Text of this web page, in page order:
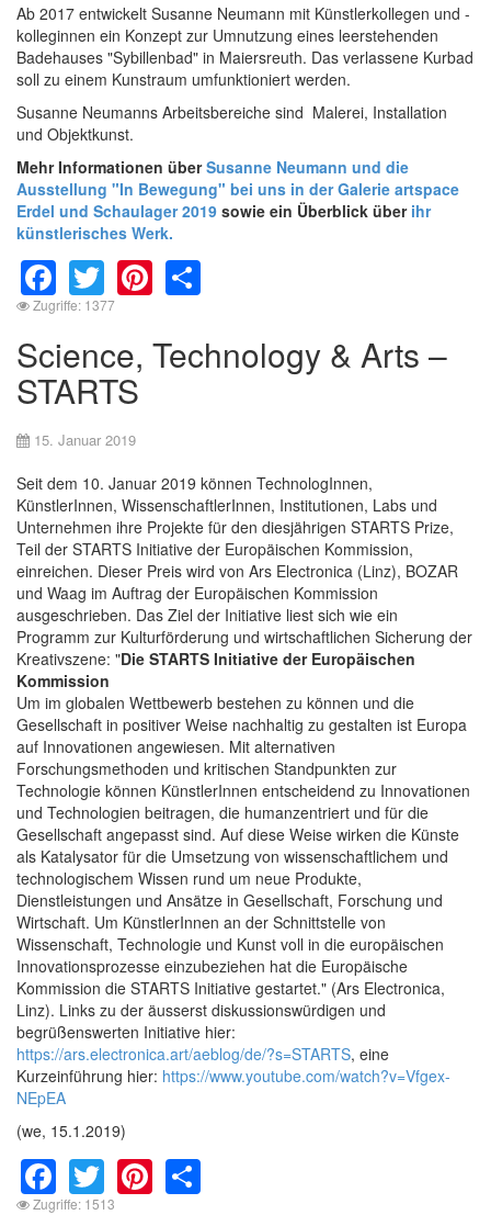
Ab 2017 entwickelt Susanne Neumann mit Künstlerkollegen und -
kolleginnen ein Konzept zur Umnutzung eines leerstehenden
Badehauses "Sybillenbad" in Maiersreuth. Das verlassene Kurbad
soll zu einem Kunstraum umfunktioniert werden.
Susanne Neumanns Arbeitsbereiche sind Malerei, Installation
und Objektkunst.
Mehr Informationen überSusanne Neumann und die
Ausstellung "In Bewegung" bei uns in der Galerie artspace
Erdel und Schaulager 2019 sowie ein Überblick über ihr
künstlerisches Werk.
Facebook
TwitterPinterest
Zugriffe: 1377
Science, Technology & Arts –
STARTS
15. Januar 2019
Seit dem 10. Januar 2019 können TechnologInnen,
KünstlerInnen, WissenschaftlerInnen, Institutionen, Labs und
Unternehmen ihre Projekte für den diesjährigen STARTS Prize,
Teil der STARTS Initiative der Europäischen Kommission,
einreichen. Dieser Preis wird von Ars Electronica (Linz), BOZAR
und Waag im Auftrag der Europäischen Kommission
ausgeschrieben. Das Ziel der Initiative liest sich wie ein
Programm zur Kulturförderung und wirtschaftlichen Sicherung der
Kreativszene: "Die STARTS Initiative der Europäischen
Kommission
Um im globalen Wettbewerb bestehen zu können und die
Gesellschaft in positiver Weise nachhaltig zu gestalten ist Europa
auf Innovationen angewiesen. Mit alternativen
Forschungsmethoden und kritischen Standpunkten zur
Technologie können KünstlerInnen entscheidend zu Innovationen
und Technologien beitragen, die humanzentriert und für die
Gesellschaft angepasst sind. Auf diese Weise wirken die Künste
als Katalysator für die Umsetzung von wissenschaftlichem und
technologischem Wissen rund um neue Produkte,
Dienstleistungen und Ansätze in Gesellschaft, Forschung und
Wirtschaft. Um KünstlerInnen an der Schnittstelle von
Wissenschaft, Technologie und Kunst voll in die europäischen
Innovationsprozesse einzubeziehen hat die Europäische
Kommission die STARTS Initiative gestartet." (Ars Electronica,
Linz). Links zu der äusserst diskussionswürdigen und
begrüßenswerten Initiative hier:
https://ars.electronica.art/aeblog/de/?s=STARTS, eine
Kurzeinführung hier: https://www.youtube.com/watch?v=Vfgex-
NEpEA
(we, 15.1.2019)
Facebook
TwitterPinterest
Zugriffe: 1513